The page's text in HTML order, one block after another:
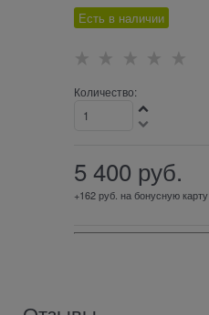
Есть в наличии
Количество:
5 400 руб.
+162 руб. на бонусную карту